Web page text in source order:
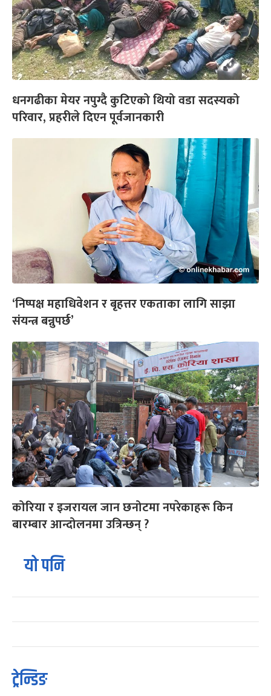
धनगढीका मेयर नपुग्दै कुटिएको थियो वडा सदस्यको
परिवार, प्रहरीले दिएन पूर्वजानकारी
‘निष्पक्ष महाधिवेशन र बृहत्तर एकताका लागि साझा
संयन्त्र बन्नुपर्छ’
कोरिया र इजरायल जान छनोटमा नपरेकाहरू किन
बारम्बार आन्दोलनमा उत्रिन्छन् ?
यो पनि
ट्रेन्डिङ